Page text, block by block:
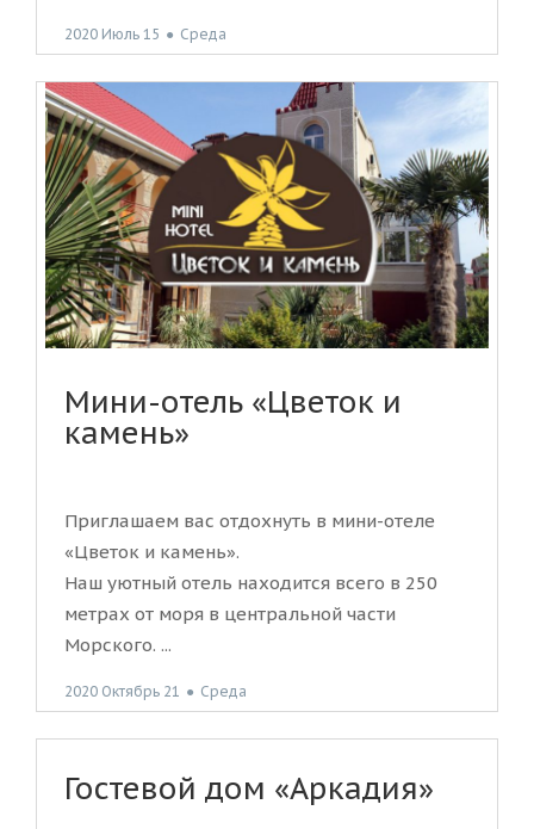
2020 Июль 15 ● Среда
Мини-отель «Цветок и
камень»
Приглашаем вас отдохнуть в мини-отеле
«Цветок и камень».
Наш уютный отель находится всего в 250
метрах от моря в центральной части
Морского. ...
2020 Октябрь 21 ● Среда
Гостевой дом «Аркадия»